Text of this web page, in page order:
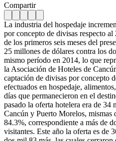
Compartir
La industria del hospedaje
por concepto de divisas respecto
de los primeros seis meses del
25 millones de dólares contra los
mismo período en 2014, lo que
la Asociación de Hoteles de
captación de divisas por concepto
efectuados en hospedaje,
días que permanecieron en el
pasado la oferta hotelera era de 34
Cancún y Puerto Morelos, mismas
84.3%, correspondiente a más de
visitantes. Este año la oferta es de